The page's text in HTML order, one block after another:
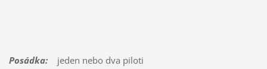
Posádka:jeden nebo dva piloti